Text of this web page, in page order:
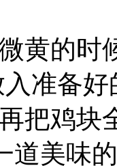
黄的时
准备
把鸡块
道美味